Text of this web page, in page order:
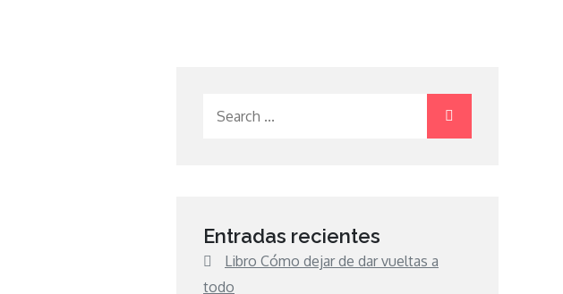
Entradas recientes
Libro Cómo dejar de dar vueltas a
todo